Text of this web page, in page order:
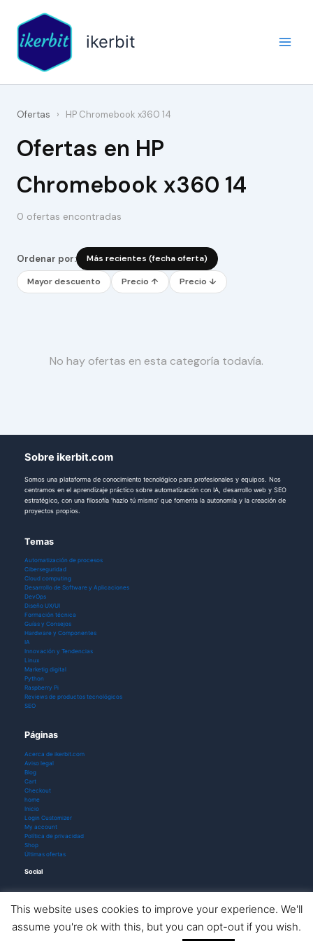
contenido
ikerbit
Ofertas › HP Chromebook x360 14
Ofertas en HP
Chromebook x360 14
0 ofertas encontradas
Ordenar por: Más recientes (fecha oferta)
Mayor descuento Precio ↑ Precio ↓
No hay ofertas en esta categoría todavía.
Sobre ikerbit.com
Somos una plataforma de conocimiento tecnológico para profesionales y equipos. Nos
centramos en el aprendizaje práctico sobre automatización con IA, desarrollo web y SEO
estratégico, con una filosofía 'hazlo tú mismo' que fomenta la autonomía y la creación de
proyectos propios.
Temas
Automatización de procesos
Ciberseguridad
Cloud computing
Desarrollo de Software y Aplicaciones
DevOps
Diseño UX/UI
Formación técnica
Guías y Consejos
Hardware y Componentes
IA
Innovación y Tendencias
Linux
Marketig digital
Python
Raspberry Pi
Reviews de productos tecnológicos
SEO
Páginas
Acerca de ikerbit.com
Aviso legal
Blog
Cart
Checkout
home
Inicio
Login Customizer
My account
Política de privacidad
Shop
Últimas ofertas
Social
Todos los derechos © 2026 ikerbit |Aviso de afiliación
This website uses cookies to improve your experience. We'll
assume you're ok with this, but you can opt-out if you wish.